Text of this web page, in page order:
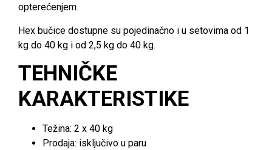
opterećenjem.
Hex bučice dostupne su pojedinačno i u setovima od 1
kg do 40 kg i od 2,5 kg do 40 kg.
TEHNIČKE
KARAKTERISTIKE
Težina: 2 x 40 kg
Prodaja: isključivo u paru